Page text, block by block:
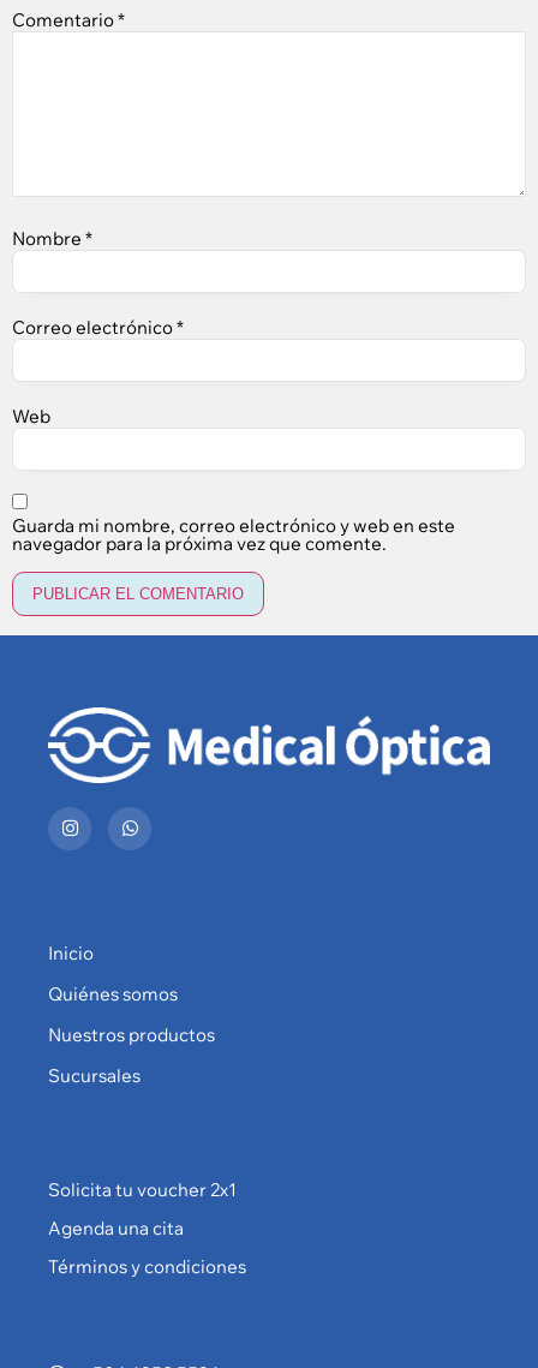
Comentario*
Nombre *
Correo electrónico*
Web
Guarda mi nombre, correo electrónico y web en este
navegador para la próxima vez que comente.
Inicio
Quiénes somos
Nuestros productos
Sucursales
Solicita tu voucher 2x1
Agenda una cita
Términos y condiciones